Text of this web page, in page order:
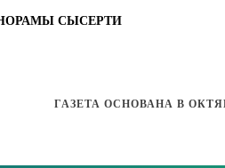
СЫСЕРТИ
ГАЗЕТА ОСНОВАНА В